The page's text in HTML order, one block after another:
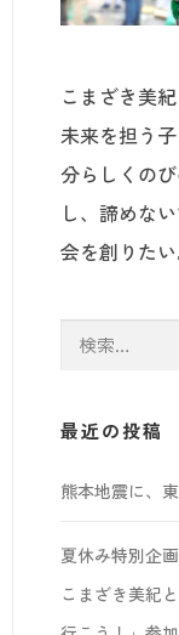
こまざき美紀
未来を担う
分らしくの
し、諦めな
会を創りたい
最近の投稿
熊本地震に、
夏休み特別企
こまざき美紀